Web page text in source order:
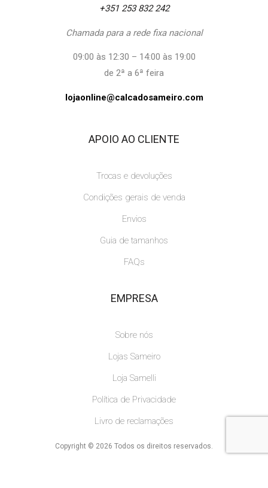
+351 253 832 242
Chamada para a rede fixa nacional
09:00 às 12:30 – 14:00 às 19:00
de 2ª a 6ª feira
lojaonline@calcadosameiro.com
APOIO AO CLIENTE
Trocas e devoluções
Condições gerais de venda
Envios
Guia de tamanhos
FAQs
EMPRESA
Sobre nós
Lojas Sameiro
Loja Samelli
Política de Privacidade
Livro de reclamações
Copyright © 2026 Todos os direitos reservados.